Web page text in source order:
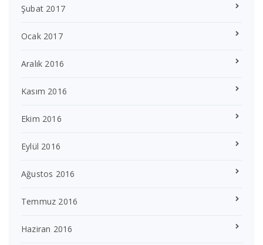
Şubat 2017
Ocak 2017
Aralık 2016
Kasım 2016
Ekim 2016
Eylül 2016
Ağustos 2016
Temmuz 2016
Haziran 2016